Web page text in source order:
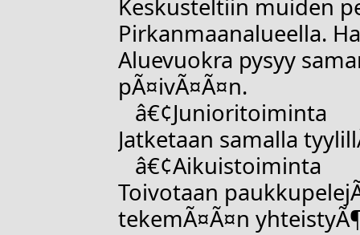
Keskusteltiin muiden
Pirkanmaanalueella.
Aluevuokra pysyy
pÃ¤ivÃ¤Ã¤n.
â€¢Junioritoiminta
Jatketaan samalla
â€¢Aikuistoiminta
Toivotaan
tekemÃ¤Ã¤n